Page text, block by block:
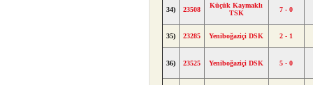
34) 23508
Küçük Kaymaklı
TSK
7 - 0
35) 23285 Yeniboğaziçi DSK 2 - 1
36) 23525 Yeniboğaziçi DSK 5 - 0